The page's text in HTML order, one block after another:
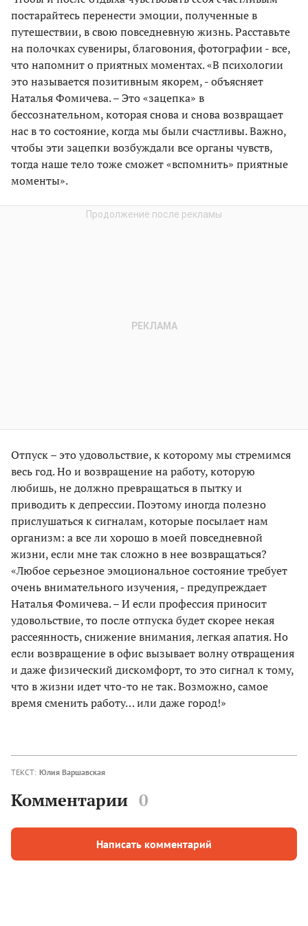
постарайтесь перенести эмоции, полученные в
путешествии, в свою повседневную жизнь. Расставьте
на полочках сувениры, благовония, фотографии - все,
что напомнит о приятных моментах. «В психологии
это называется позитивным якорем, - объясняет
Наталья Фомичева. – Это «зацепка» в
бессознательном, которая снова и снова возвращает
нас в то состояние, когда мы были счастливы. Важно,
чтобы эти зацепки возбуждали все органы чувств,
тогда наше тело тоже сможет «вспомнить» приятные
моменты».
Отпуск – это удовольствие, к которому мы стремимся
весь год. Но и возвращение на работу, которую
любишь, не должно превращаться в пытку и
приводить к депрессии. Поэтому иногда полезно
прислушаться к сигналам, которые посылает нам
организм: а все ли хорошо в моей повседневной
жизни, если мне так сложно в нее возвращаться?
«Любое серьезное эмоциональное состояние требует
очень внимательного изучения, - предупреждает
Наталья Фомичева. – И если профессия приносит
удовольствие, то после отпуска будет скорее некая
рассеянность, снижение внимания, легкая апатия. Но
если возвращение в офис вызывает волну отвращения
и даже физический дискомфорт, то это сигнал к тому,
что в жизни идет что-то не так. Возможно, самое
время сменить работу… или даже город!»
ТЕКСТ: Юлия Варшавская
Комментарии 0
Написать комментарий